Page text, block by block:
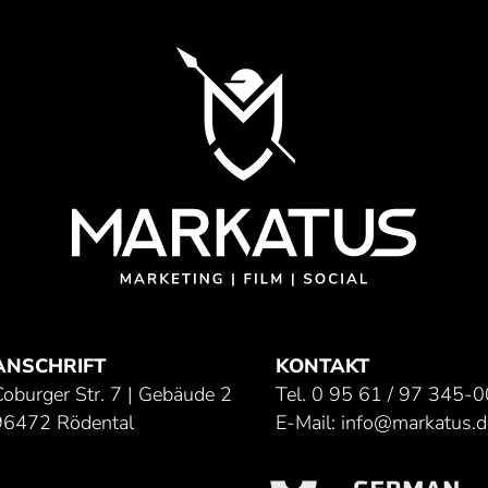
Str. 7 | Gebäude 2
Rödental
KONTAKT
Tel. 0 95 61 / 97 345-
E-Mail: